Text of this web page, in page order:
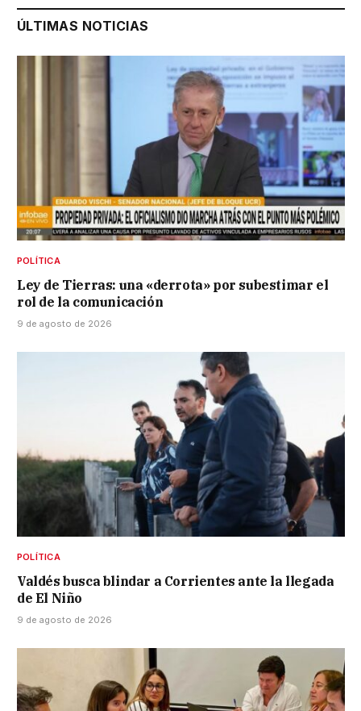
ÚLTIMAS NOTICIAS
POLÍTICA
Ley de Tierras: una «derrota» por subestimar el
rol de la comunicación
9 de agosto de 2026
POLÍTICA
Valdés busca blindar a Corrientes ante la llegada
de El Niño
9 de agosto de 2026